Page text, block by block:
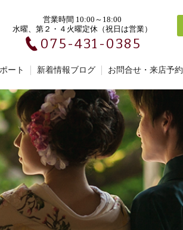
営業時間 10:00～18:00
水曜、第２・４火曜定休（祝日は営業）
075-431-0385
ート 新着情報ブログ お問合せ・来店予約